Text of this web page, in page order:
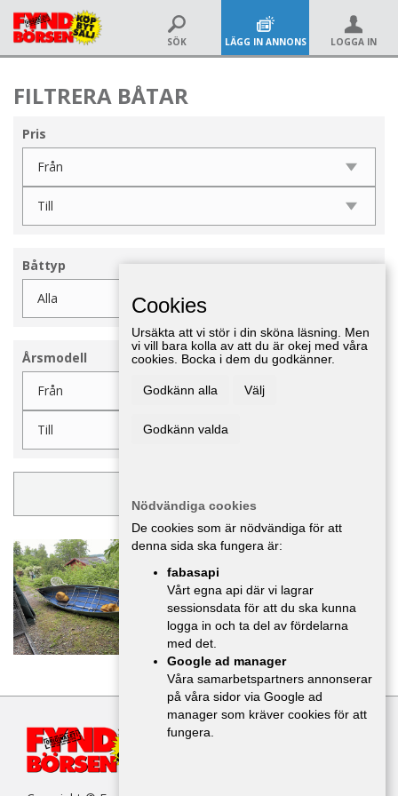
SÖK LÄGG IN ANNONS LOGGA IN
FILTRERA BÅTAR
Pris
Båttyp
Årsmodell
Ally trapper -00
Båtar,
2 000 :-
Cookies
Ursäkta att vi stör i din sköna läsning. Men
vi vill bara kolla av att du är okej med våra
cookies. Bocka i dem du godkänner.
Godkänn alla Välj
Godkänn valda
Nödvändiga cookies
De cookies som är nödvändiga för att
denna sida ska fungera är:
fabasapi
Vårt egna api där vi lagrar
sessionsdata för att du ska kunna
logga in och ta del av fördelarna
med det.
Google ad manager
Våra samarbetspartners annonserar
på våra sidor via Google ad
manager som kräver cookies för att
fungera.